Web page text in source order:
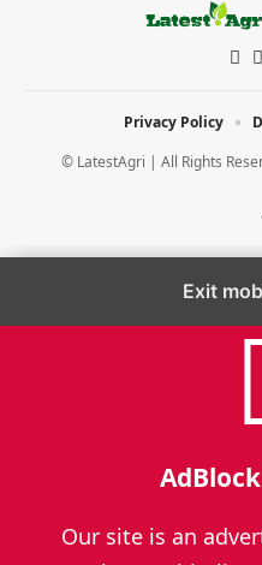
© LatestAgri | All Rights
Privacy Policy
Exit
Our site is an